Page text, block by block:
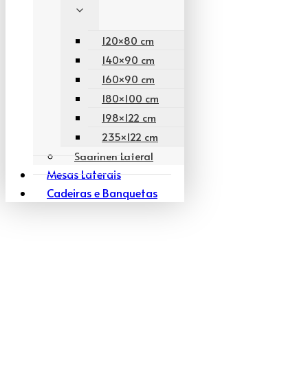
120×80 cm
140×90 cm
160×90 cm
180×100 cm
198×122 cm
235×122 cm
Saarinen Lateral
Mesas Laterais
Cadeiras e Banquetas